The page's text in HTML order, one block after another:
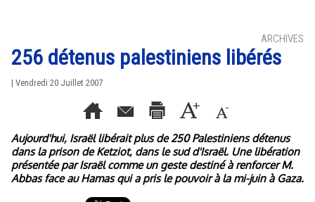
ARCHIVES
256 détenus palestiniens libérés
| Vendredi 20 Juillet 2007
Aujourd'hui, Israël libérait plus de 250 Palestiniens détenus
dans la prison de Ketziot, dans le sud d'Israël. Une libération
présentée par Israël comme un geste destiné à renforcer M.
Abbas face au Hamas qui a pris le pouvoir à la mi-juin à Gaza.